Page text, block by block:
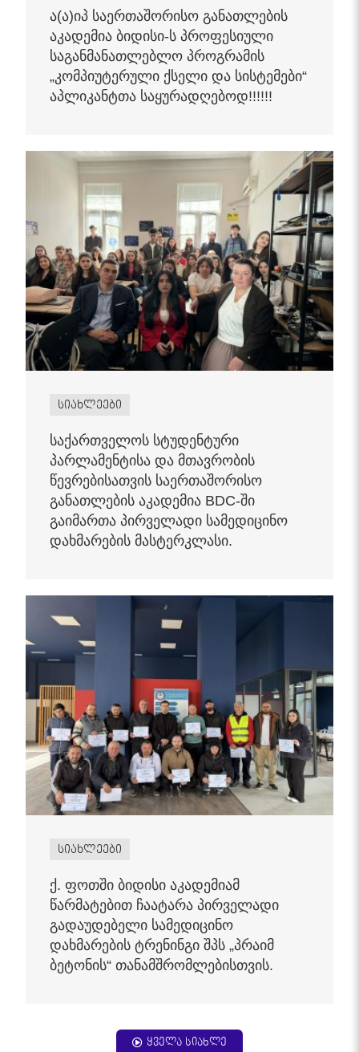
ა(ა)იპ საერთაშორისო განათლების
აკადემია ბიდისი-ს პროფესიული
საგანმანათლებლო პროგრამის
„კომპიუტერული ქსელი და სისტემები“
აპლიკანტთა საყურადღებოდ!!!!!!
სიახლეები
საქართველოს სტუდენტური
პარლამენტისა და მთავრობის
წევრებისათვის საერთაშორისო
განათლების აკადემია BDC-ში
გაიმართა პირველადი სამედიცინო
დახმარების მასტერკლასი.
სიახლეები
ქ. ფოთში ბიდისი აკადემიამ
წარმატებით ჩაატარა პირველადი
გადაუდებელი სამედიცინო
დახმარების ტრენინგი შპს „პრაიმ
ბეტონის“ თანამშრომლებისთვის.
ყველა სიახლე